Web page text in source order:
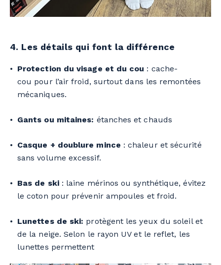
4. Les détails qui font la différence
Protection du visage et du cou : cache-
cou pour l’air froid, surtout dans les remontées
mécaniques.
Gants ou mitaines: étanches et chauds
Casque + doublure mince : chaleur et sécurité
sans volume excessif.
Bas de ski: laine mérinos ou synthétique, évitez
le coton pour prévenir ampoules et froid.
Lunettes de ski: protègent les yeux du soleil et
de la neige. Selon le rayon UV et le reflet, les
lunettes permettent